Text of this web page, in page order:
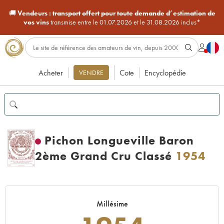
🚚Vendeurs : transport offert pour toute demande d’estimation de
vos vinstransmise entre le 01.07.2026 et le 31.08.2026 inclus*
Acheter VENDRE Cote Encyclopédie
Pichon Longueville Baron
2ème Grand Cru Classé 1954
Millésime